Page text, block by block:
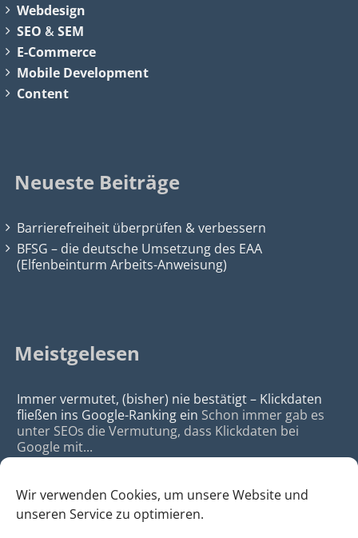
Wir verwenden Cookies, um unsere Website und
unseren Service zu optimieren.
Webdesign
SEO &SEM
E-Commerce
Mobile Development
Content
Neueste Beiträge
Barrierefreiheit überprüfen & verbessern
BFSG – die deutsche Umsetzung des EAA
(Elfenbeinturm Arbeits-Anweisung)
Meistgelesen
Immer vermutet, (bisher) nie bestätigt – Klickdaten
fließen ins Google-Ranking ein Schon immer gab es
unter SEOs die Vermutung, dass Klickdaten bei
Google mit...